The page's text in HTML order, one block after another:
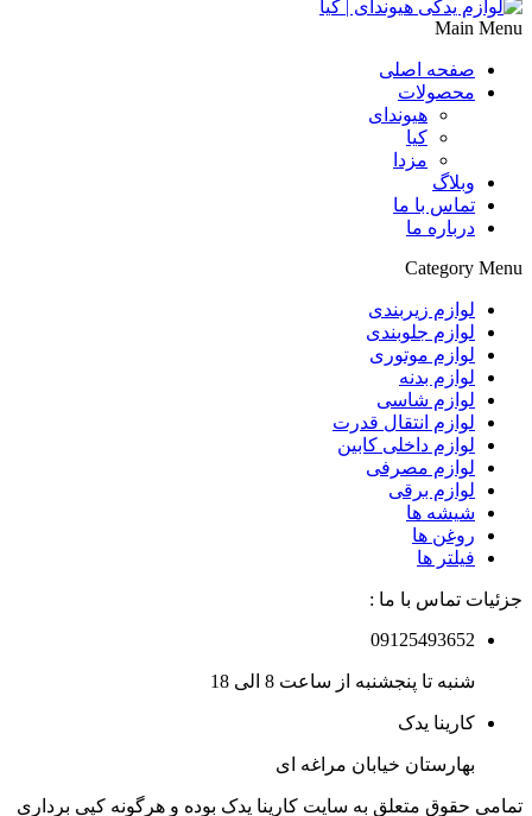
Main Menu
صفحه اصلی
محصولات
هیوندای
کیا
مزدا
وبلاگ
تماس با ما
درباره ما
Category Menu
لوازم زیربندی
لوازم جلوبندی
لوازم موتوری
لوازم بدنه
لوازم شاسی
لوازم انتقال قدرت
لوازم داخلی کابین
لوازم مصرفی
لوازم برقی
شیشه ها
روغن ها
فیلتر ها
جزئیات تماس با ما :
09125493652
شنبه تا پنجشنبه از ساعت 8 الی 18
کارینا یدک
بهارستان خیابان مراغه ای
تمامی حقوق متعلق به سایت کارینا یدک بوده و هرگونه کپی برداری